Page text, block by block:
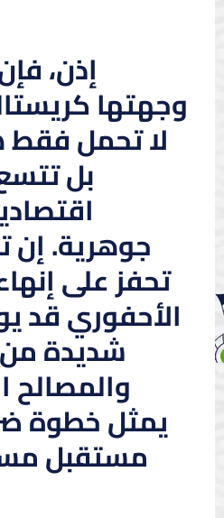
إذن،
وجهتها
لا تحمل فقط
بل
جوهرية. إن
تحفز على
الأحفوري قد
شديدة
والمصالح
يمثل خطوة
مستقبل